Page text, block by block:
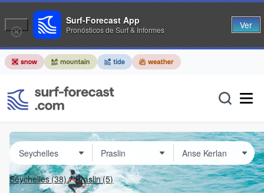
Seychelles(38) Praslin(5)
Surf-Forecast App
Pronósticos de Surf & Informes Ver